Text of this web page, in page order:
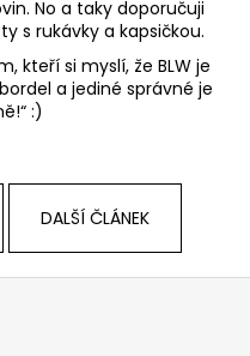
No a taky doporučuji
s rukávky a kapsičkou.
kteří si myslí, že BLW je
a jediné správné je
:)
DALŠÍ ČLÁNEK